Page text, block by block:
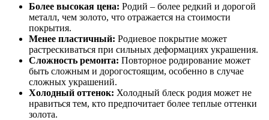
Более высокая цена: Родий – более редкий и дорогой
металл, чем золото, что отражается на стоимости
покрытия.
Менее пластичный: Родиевое покрытие может
растрескиваться при сильных деформациях украшения.
Сложность ремонта: Повторное родирование может
быть сложным и дорогостоящим, особенно в случае
сложных украшений.
Холодный оттенок: Холодный блеск родия может не
нравиться тем, кто предпочитает более теплые оттенки
золота.